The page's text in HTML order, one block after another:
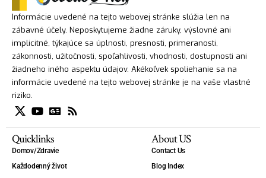
Informácie uvedené na tejto webovej stránke slúžia len na
zábavné účely. Neposkytujeme žiadne záruky, výslovné ani
implicitné, týkajúce sa úplnosti, presnosti, primeranosti,
zákonnosti, užitočnosti, spoľahlivosti, vhodnosti, dostupnosti ani
žiadneho iného aspektu údajov. Akékoľvek spoliehanie sa na
informácie uvedené na tejto webovej stránke je na vaše vlastné
riziko.
Quicklinks
Domov/Zdravie
Každodenný život
About US
Contact Us
Blog Index